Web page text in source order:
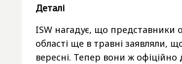
Деталі
ISW нагадує, що представники
області ще в травні заявляли,
вересні. Тепер вони ж